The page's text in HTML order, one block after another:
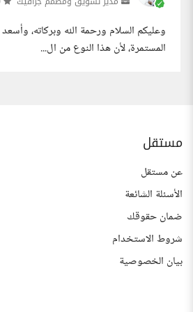
وعليكم السلام ورحمة الله وبركاته،
المستمرة، لأن هذا النوع من ال...
مستقل
عن مستقل
الأسئلة الشائعة
ضمان حقوقك
شروط الاستخدام
بيان الخصوصية